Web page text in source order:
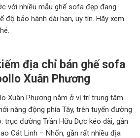
với nhiều mẫu ghế sofa đẹp đang
độ bảo hành dài hạn, uy tín. Hãy xem
địa chỉ bán ghế sofa
Xuân Phương
Xuân Phương nằm ở vị trí trung tâm
năng động phía Tây, trên tuyến đường
trục đường Trần Hữu Dực kéo dài, gần
Cát Linh – Nhổn, gần rất nhiều địa